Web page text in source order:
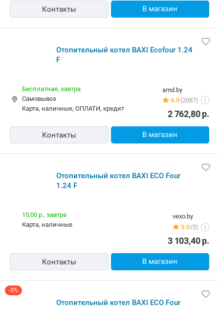
Контакты В магазин
Отопительный котел BAXI Ecofour 1.24
F
amd.by
4.0 (2087) i
Бесплатная, завтра
Самовывоз
карта, наличные, ОПЛАТИ, кредит
2 762,80р.
Контакты В магазин
Отопительный котел BAXI ECO Four
1.24 F
vexo.by
5.0 (5) i
10,00 р., завтра
карта, наличные
3 103,40р.
Контакты В магазин
-5%
Отопительный котел BAXI ECO Four